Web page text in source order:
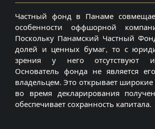
Частный фонд в Панаме
особенности оффшорной
Поскольку Панамский Частный
долей и ценных бумаг, то с
зрения у него отсутствуют
Основатель фонда не является
владельцем. Это открывает
во время декларирования
обеспечивает сохранность капитала.